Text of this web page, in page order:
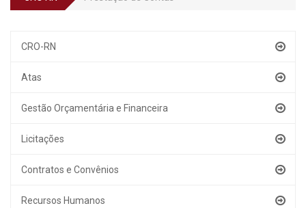
CRO-RN
Atas
Gestão Orçamentária e Financeira
Licitações
Contratos e Convênios
Recursos Humanos